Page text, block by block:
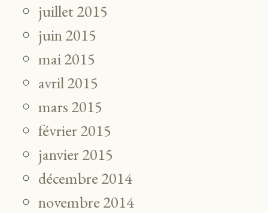
juillet 2015
juin 2015
mai 2015
avril 2015
mars 2015
février 2015
janvier 2015
décembre 2014
novembre 2014